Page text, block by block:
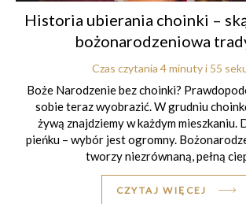
Historia ubierania choinki –
bożonarodzeniowa
Czas czytania 4 minuty i 55
Boże Narodzenie bez choinki?
sobie teraz wyobrazić. W grudniu
żywą znajdziemy w każdym mieszkaniu.
pieńku – wybór jest ogromny.
tworzy niezrównaną, pełną
CZYTAJ WIĘCEJ